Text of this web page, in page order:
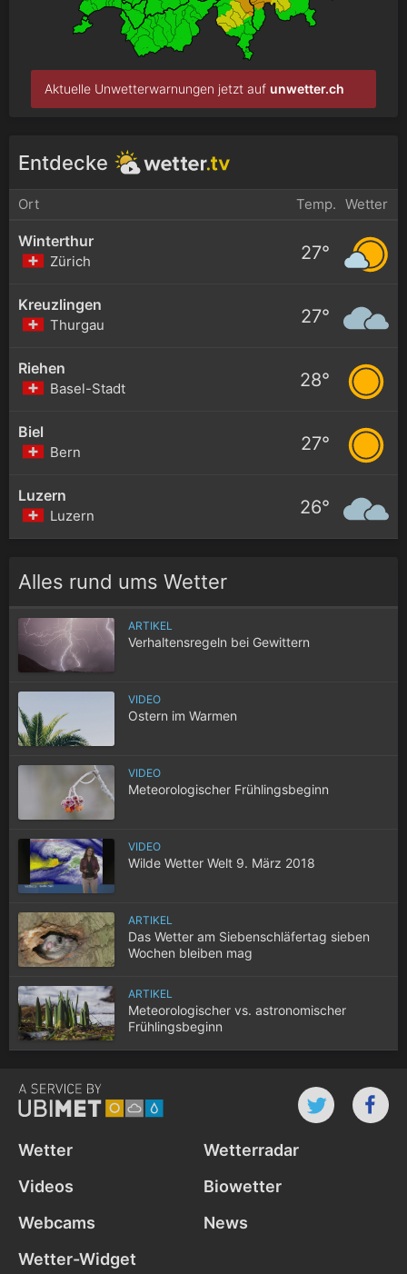
Aktuelle Unwetterwarnungen jetzt auf unwetter.ch
Entdecke
Ort Temp. Wetter
Winterthur
Zürich 27°
Kreuzlingen
Thurgau 27°
Riehen
Basel-Stadt 28°
Biel
Bern 27°
Luzern
Luzern 26°
Alles rund ums Wetter
ARTIKEL
Verhaltensregeln bei Gewittern
VIDEO
Ostern im Warmen
VIDEO
Meteorologischer Frühlingsbeginn
VIDEO
Wilde Wetter Welt 9. März 2018
ARTIKEL
Das Wetter am Siebenschläfertag sieben
Wochen bleiben mag
ARTIKEL
Meteorologischer vs. astronomischer
Frühlingsbeginn
Wetter
Wetterradar
Videos
Biowetter
Webcams
News
Wetter-Widget